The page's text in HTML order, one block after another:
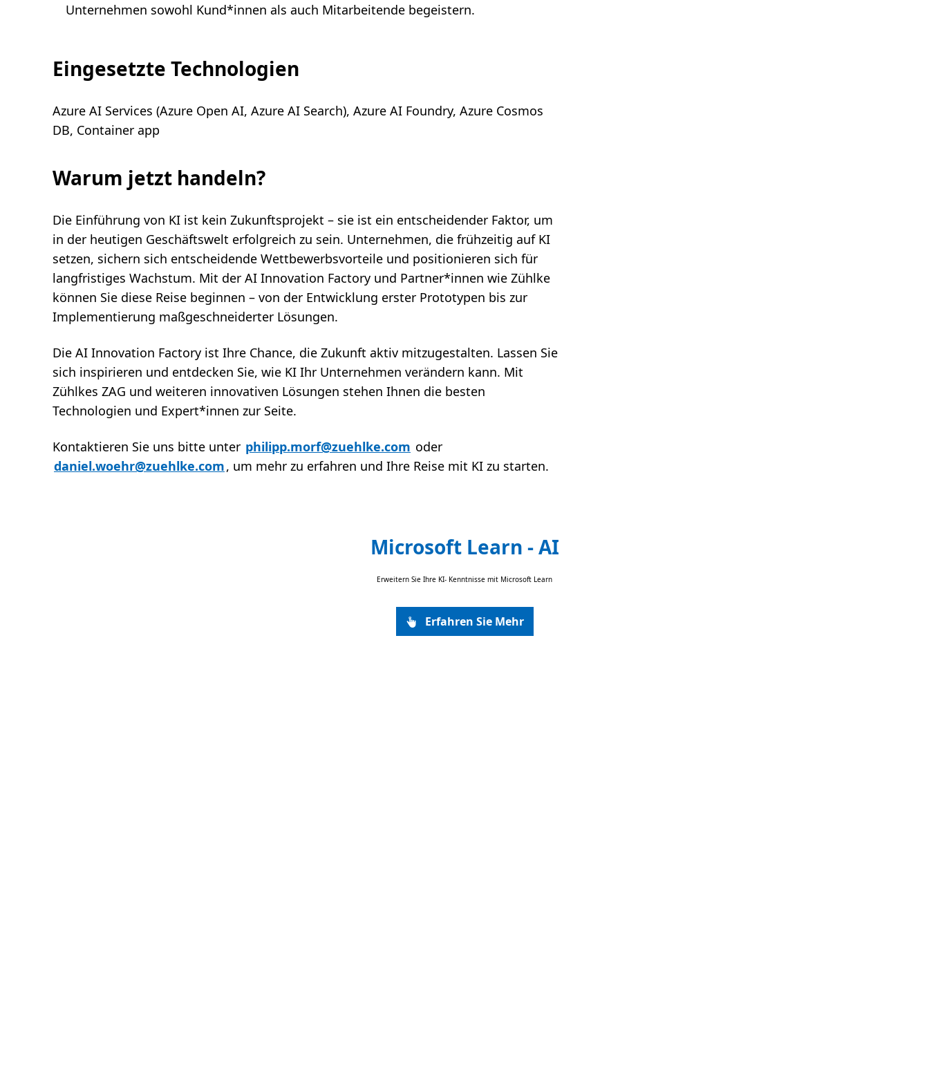
Unternehmen sowohl Kund*innen als auch Mitarbeitende begeistern.
Eingesetzte Technologien
Azure AI Services (Azure Open AI, Azure AI Search), Azure AI Foundry, Azure Cosmos
DB, Container app
Warum jetzt handeln?
Die Einführung von KI ist kein Zukunftsprojekt – sie ist ein entscheidender Faktor, um
in der heutigen Geschäftswelt erfolgreich zu sein. Unternehmen, die frühzeitig auf KI
setzen, sichern sich entscheidende Wettbewerbsvorteile und positionieren sich für
langfristiges Wachstum. Mit der AI Innovation Factory und Partner*innen wie Zühlke
können Sie diese Reise beginnen – von der Entwicklung erster Prototypen bis zur
Implementierung maßgeschneiderter Lösungen.
Die AI Innovation Factory ist Ihre Chance, die Zukunft aktiv mitzugestalten. Lassen Sie
sich inspirieren und entdecken Sie, wie KI Ihr Unternehmen verändern kann. Mit
Zühlkes ZAG und weiteren innovativen Lösungen stehen Ihnen die besten
Technologien und Expert*innen zur Seite.
Kontaktieren Sie uns bitte unter philipp.morf@zuehlke.com oder
daniel.woehr@zuehlke.com, um mehr zu erfahren und Ihre Reise mit KI zu starten.
Microsoft Learn - AI
Erweitern Sie Ihre KI- Kenntnisse mit Microsoft Learn
Erfahren Sie Mehr